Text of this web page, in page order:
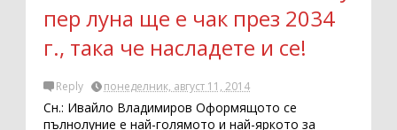
пер луна ще е чак през 2034
г., така че насладете и се!
Reply понеделник, август 11, 2014
Сн.: Ивайло Владимиров Оформящото се
пълнолуние е най-голямото и най-яркото за